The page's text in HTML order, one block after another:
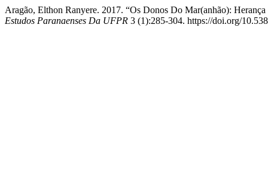
Aragão, Elthon Ranyere. 2017. “Os Donos Do Mar(anhão):
Estudos Paranaenses Da UFPR 3 (1):285-304. https://doi.org/